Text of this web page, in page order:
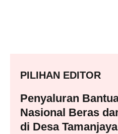
PILIHAN EDITOR
Penyaluran
Nasional Beras
di Desa